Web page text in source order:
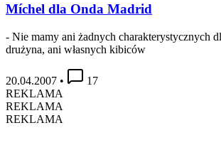
Míchel dla Onda Madrid
- Nie mamy ani żadnych charakterystycznych
drużyna, ani własnych kibiców
20.04.2007 •
17
REKLAMA
REKLAMA
REKLAMA